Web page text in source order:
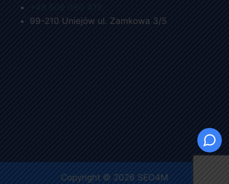
+48 506 090 419
99-210 Uniejów ul. Zamkowa 3/5
Copyright © 2026 SEO4M